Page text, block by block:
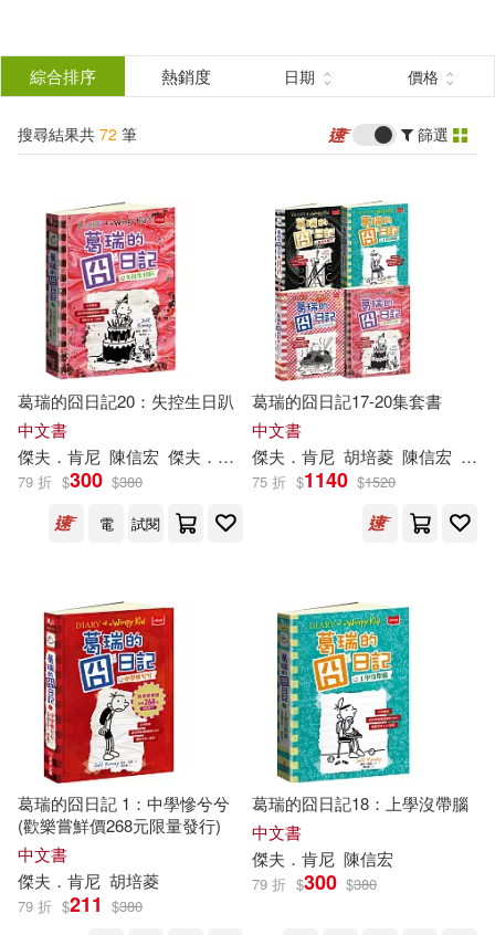
結
分類 (單選)
所有商品(72) 圖書(45)
影音(4) 電子書(23)
作者 (可複選)
傑夫．肯尼(65) 傑夫‧肯尼(3)
出版社 (可複選)
SONY MUSIC(2) 小天下(2)
ECM(1)
配送方式 (可複選)
可超商取貨(47)
綜合排序 熱銷度 日期 價格
搜尋結果共 72 筆 篩選
葛瑞的囧日記20：失控生日趴
中文書
傑夫 ． 肯尼 陳信宏 傑夫 ． 肯尼 （Jeff Kinney）
79 折 $300 $380
電
試閱
葛瑞的囧日記17-20集套書
中文書
傑夫 ． 肯尼 胡培菱 陳信宏 傑夫
75 折 $1140 $1520
葛瑞的囧日記 1：中學慘兮兮
(歡樂嘗鮮價268元限量發行)
中文書
傑夫 ． 肯尼 胡培菱
79 折 $211 $380
葛瑞的囧日記18：上學沒帶腦
中文書
傑夫 ． 肯尼 陳信宏
79 折 $300 $380